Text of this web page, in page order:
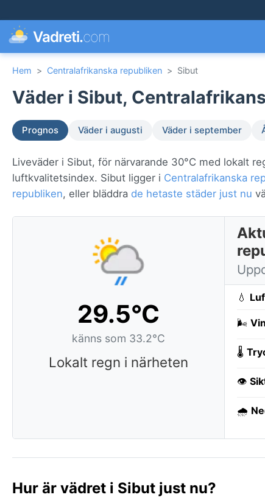
Vadreti.com
Hem > Centralafrikanska republiken > Sibut
Väder i Sibut,
Prognos Väder i augusti Väder i september
Liveväder i Sibut, för närvarande 30°C med lokalt
luftkvalitetsindex. Sibut ligger i Centralafrikanska
republiken, eller bläddra de hetaste städer just nu
29.5°C
känns som 33.2°C
Lokalt regn i närheten
💧
🌬️
🌡️
👁️
🌧️
Hur är vädret i Sibut just nu?